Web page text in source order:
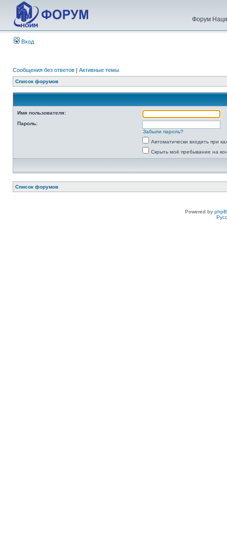
Форум
Вход
Сообщения без ответов | Активные темы
Список форумов
Имя пользователя:
Пароль:
Забыли пароль?
Автоматически входить при
Скрыть моё пребывание на
Список форумов
Powered by